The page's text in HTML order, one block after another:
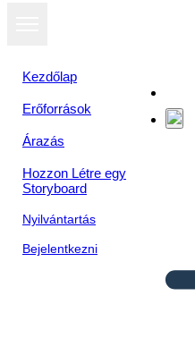
Kezdőlap
Erőforrások
Árazás
Hozzon Létre egy
Storyboard
Nyilvántartás
Bejelentkezni